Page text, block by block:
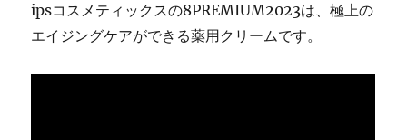
的
に
給
ipsコスメティックスの8PREMIUM2023は、極上の
エイジングケアができる薬用クリームです。